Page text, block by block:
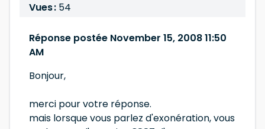
Vues : 54
Réponse postée November 15, 2008 11:50
AM
Bonjour,
merci pour votre réponse.
mais lorsque vous parlez d'exonération, vous